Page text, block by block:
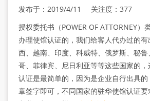
发布于：2019/4/11 关注度：377
授权委托书（POWER OF ATTORNEY）
办理使馆认证的，我们给客人代办过的
西、越南、印度、科威特、俄罗斯、秘
哥、菲律宾、尼日利亚等等这些国家的
认证是最简单的，因为是企业自行出具
章签字即可，不同国家的驻华使馆认证